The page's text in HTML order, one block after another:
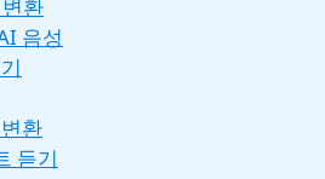
환
음성
환
듣기